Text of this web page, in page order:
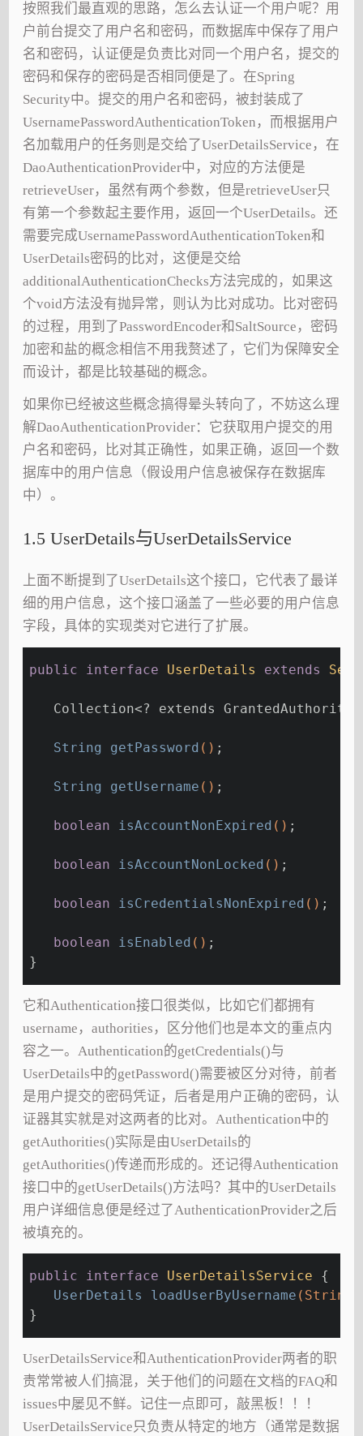
按照我们最直观的思路，怎么去认证一个用户呢？用
户前台提交了用户名和密码，而数据库中保存了用户
名和密码，认证便是负责比对同一个用户名，提交的
密码和保存的密码是否相同便是了。在Spring
Security中。提交的用户名和密码，被封装成了
UsernamePasswordAuthenticationToken，而根据用户
名加载用户的任务则是交给了UserDetailsService，在
DaoAuthenticationProvider中，对应的方法便是
retrieveUser，虽然有两个参数，但是retrieveUser只
有第一个参数起主要作用，返回一个UserDetails。还
需要完成UsernamePasswordAuthenticationToken和
UserDetails密码的比对，这便是交给
additionalAuthenticationChecks方法完成的，如果这
个void方法没有抛异常，则认为比对成功。比对密码
的过程，用到了PasswordEncoder和SaltSource，密码
加密和盐的概念相信不用我赘述了，它们为保障安全
而设计，都是比较基础的概念。
如果你已经被这些概念搞得晕头转向了，不妨这么理
解DaoAuthenticationProvider：它获取用户提交的用
户名和密码，比对其正确性，如果正确，返回一个数
据库中的用户信息（假设用户信息被保存在数据库
中）。
1.5 UserDetails与UserDetailsService
上面不断提到了UserDetails这个接口，它代表了最详
细的用户信息，这个接口涵盖了一些必要的用户信息
字段，具体的实现类对它进行了扩展。
public interface UserDetails extends
Collection<? extends
String getPassword () ;
String getUsername () ;
boolean isAccountNonExpired () ;
boolean isAccountNonLocked () ;
boolean isCredentialsNonExpired () ;
boolean isEnabled () ;
}
它和Authentication接口很类似，比如它们都拥有
username，authorities，区分他们也是本文的重点内
容之一。Authentication的getCredentials()与
UserDetails中的getPassword()需要被区分对待，前者
是用户提交的密码凭证，后者是用户正确的密码，认
证器其实就是对这两者的比对。Authentication中的
getAuthorities()实际是由UserDetails的
getAuthorities()传递而形成的。还记得Authentication
接口中的getUserDetails()方法吗？其中的UserDetails
用户详细信息便是经过了AuthenticationProvider之后
被填充的。
public interface UserDetailsService
{
UserDetails loadUserByUsername (String
}
UserDetailsService和AuthenticationProvider两者的职
责常常被人们搞混，关于他们的问题在文档的FAQ和
issues中屡见不鲜。记住一点即可，敲黑板！！！
UserDetailsService只负责从特定的地方（通常是数据